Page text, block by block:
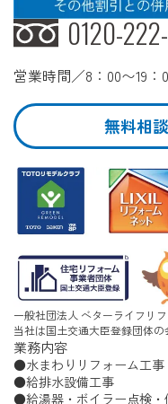
0120-
営業時間／8：00〜19
無料相
一般社団法人 ベターライフリ
当社は国土交通大臣登録団体の
業務内容
水まわりリフォーム工事
給排水設備工事
給湯器・ボイラー点検・